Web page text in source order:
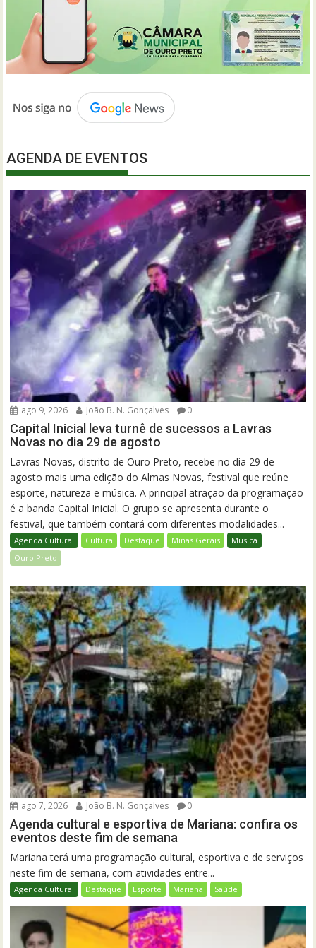
AGENDA DE EVENTOS
ago 9, 2026 João B. N. Gonçalves 0
Capital Inicial leva turnê de sucessos a Lavras
Novas no dia 29 de agosto
Lavras Novas, distrito de Ouro Preto, recebe no dia 29 de
agosto mais uma edição do Almas Novas, festival que reúne
esporte, natureza e música. A principal atração da programação
é a banda Capital Inicial. O grupo se apresenta durante o
festival, que também contará com diferentes modalidades...
Agenda Cultural Cultura Destaque Minas Gerais
Música
Ouro Preto
ago 7, 2026 João B. N. Gonçalves 0
Agenda cultural e esportiva de Mariana: confira os
eventos deste fim de semana
Mariana terá uma programação cultural, esportiva e de serviços
neste fim de semana, com atividades entre...
Agenda Cultural Destaque Esporte Mariana Saúde